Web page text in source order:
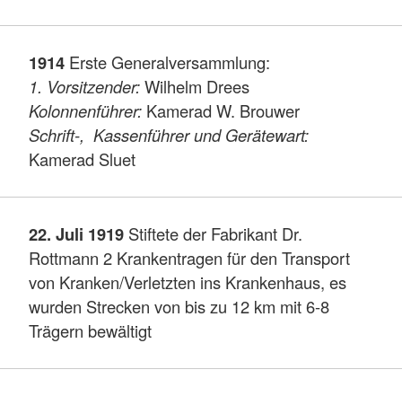
1914 Erste Generalversammlung:
1. Vorsitzender:Wilhelm Drees
Kolonnenführer: Kamerad W. Brouwer
Schrift-, Kassenführer und Gerätewart:
Kamerad Sluet
22. Juli 1919 Stiftete der Fabrikant Dr.
Rottmann 2 Krankentragen für den Transport
von Kranken/Verletzten ins Krankenhaus, es
wurden Strecken von bis zu 12 km mit 6-8
Trägern bewältigt